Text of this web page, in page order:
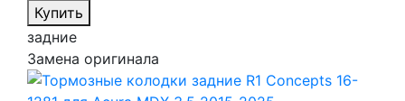
Купить
задние
Замена оригинала